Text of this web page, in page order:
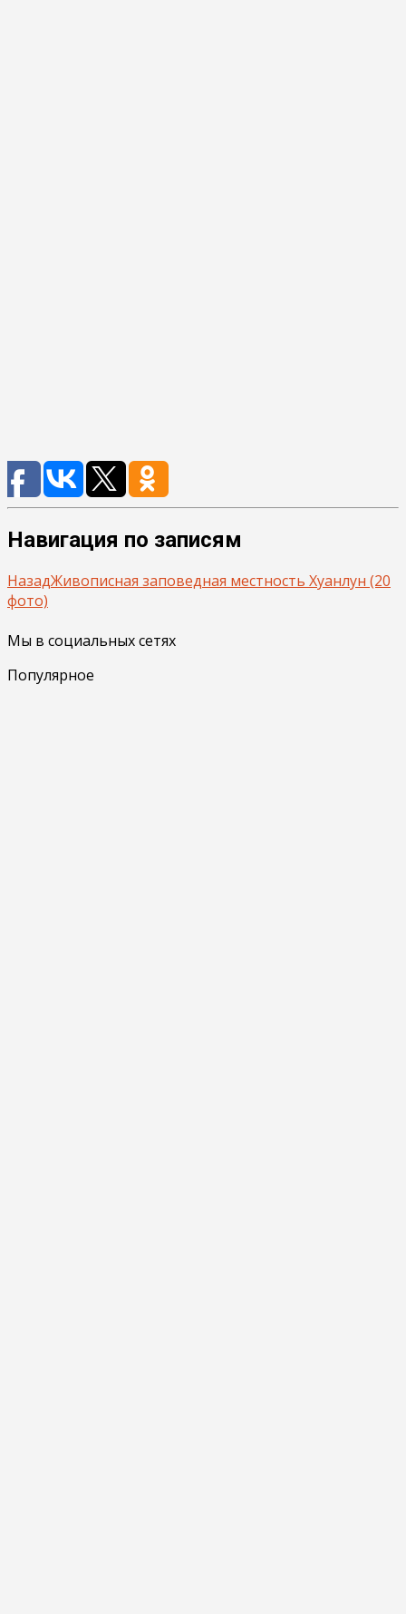
Навигация по записям
НазадЖивописная заповедная местность Хуанлун (20
фото)
Мы в социальных сетях
Популярное